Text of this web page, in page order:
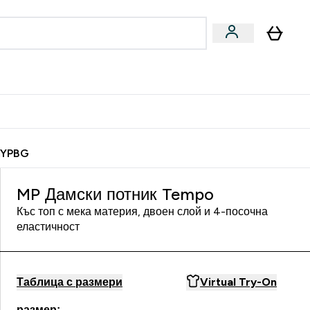
MP Дамски потник Tempo
Къс топ с мека материя, двоен слой и 4-посочна
еластичност
Таблица с размери Virtual Try-On